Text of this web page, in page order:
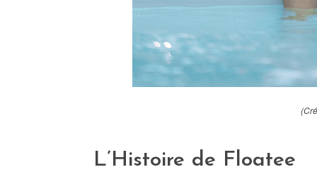
L’Histoire de Floatee